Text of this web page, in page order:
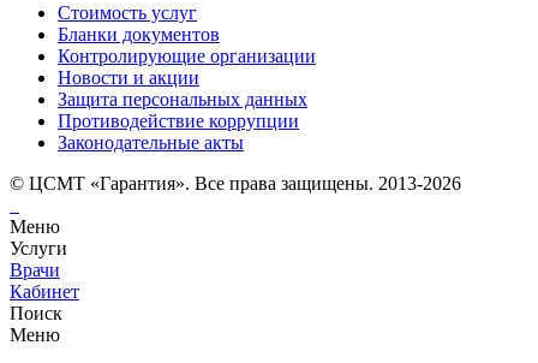
Стоимость услуг
Бланки документов
Контролирующие организации
Новости и акции
Защита персональных данных
Противодействие коррупции
Законодательные акты
© ЦСМТ «Гарантия». Все права защищены. 2013-2026
Меню
Услуги
Врачи
Кабинет
Поиск
Меню